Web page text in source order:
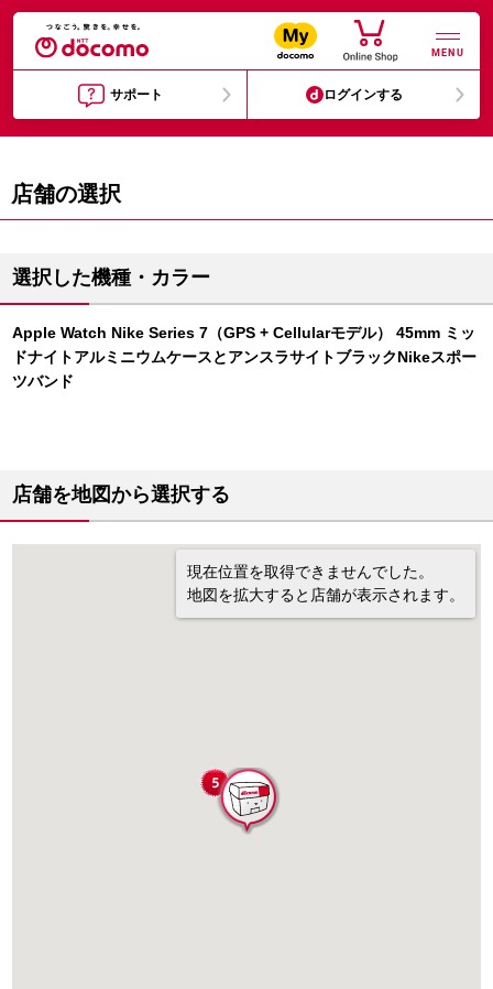
MENU
サポート ログインする
店舗の選択
選択した機種・カラー
Apple Watch Nike Series 7（GPS + Cellularモデル） 45mm ミッ
ドナイトアルミニウムケースとアンスラサイトブラックNikeスポー
ツバンド
店舗を地図から選択する
現在位置を取得できませんでした。
地図を拡大すると店舗が表示されます。